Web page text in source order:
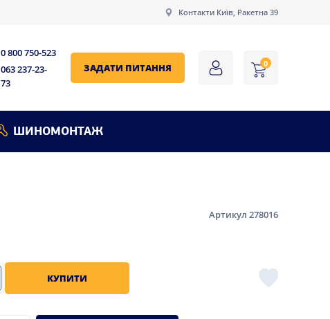
Контакти Київ, Ракетна 39
0 800 750-523
063 237-23-
73
ЗАДАТИ ПИТАННЯ 0
ШИНОМОНТАЖ
Артикул 278016
КУПИТИ